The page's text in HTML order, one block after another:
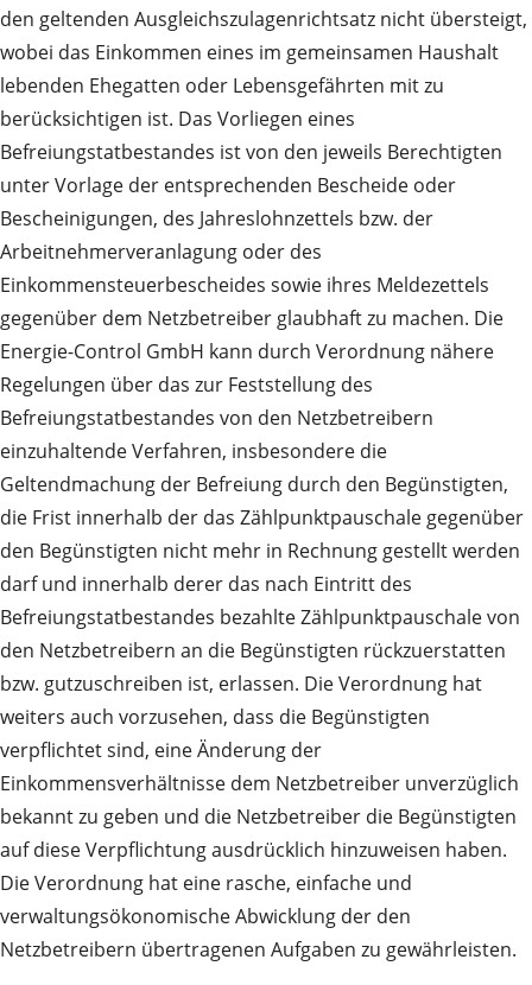
den geltenden Ausgleichszulagenrichtsatz nicht übersteigt,
wobei das Einkommen eines im gemeinsamen Haushalt
lebenden Ehegatten oder Lebensgefährten mit zu
berücksichtigen ist. Das Vorliegen eines
Befreiungstatbestandes ist von den jeweils Berechtigten
unter Vorlage der entsprechenden Bescheide oder
Bescheinigungen, des Jahreslohnzettels bzw. der
Arbeitnehmerveranlagung oder des
Einkommensteuerbescheides sowie ihres Meldezettels
gegenüber dem Netzbetreiber glaubhaft zu machen. Die
Energie-Control GmbH kann durch Verordnung nähere
Regelungen über das zur Feststellung des
Befreiungstatbestandes von den Netzbetreibern
einzuhaltende Verfahren, insbesondere die
Geltendmachung der Befreiung durch den Begünstigten,
die Frist innerhalb der das Zählpunktpauschale gegenüber
den Begünstigten nicht mehr in Rechnung gestellt werden
darf und innerhalb derer das nach Eintritt des
Befreiungstatbestandes bezahlte Zählpunktpauschale von
den Netzbetreibern an die Begünstigten rückzuerstatten
bzw. gutzuschreiben ist, erlassen. Die Verordnung hat
weiters auch vorzusehen, dass die Begünstigten
verpflichtet sind, eine Änderung der
Einkommensverhältnisse dem Netzbetreiber unverzüglich
bekannt zu geben und die Netzbetreiber die Begünstigten
auf diese Verpflichtung ausdrücklich hinzuweisen haben.
Die Verordnung hat eine rasche, einfache und
verwaltungsökonomische Abwicklung der den
Netzbetreibern übertragenen Aufgaben zu gewährleisten.